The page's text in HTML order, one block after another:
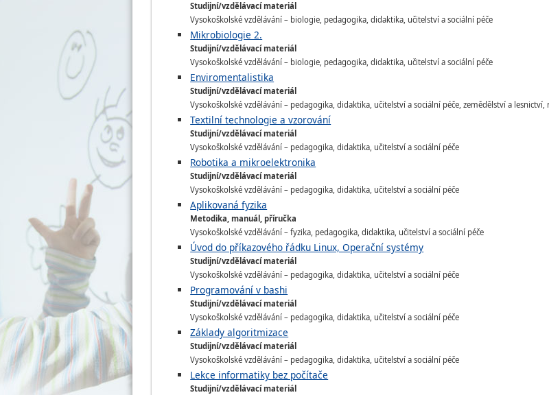
Studijní/vzdělávací materiál
Vysokoškolské vzdělávání – biologie, pedagogika, didaktika, učitelství a sociální péče
Mikrobiologie 2.
Studijní/vzdělávací materiál
Vysokoškolské vzdělávání – biologie, pedagogika, didaktika, učitelství a sociální péče
Enviromentalistika
Studijní/vzdělávací materiál
Vysokoškolské vzdělávání – pedagogika, didaktika, učitelství a sociální péče, zemědělství a
Textilní technologie a vzorování
Studijní/vzdělávací materiál
Vysokoškolské vzdělávání – pedagogika, didaktika, učitelství a sociální péče
Robotika a mikroelektronika
Studijní/vzdělávací materiál
Vysokoškolské vzdělávání – pedagogika, didaktika, učitelství a sociální péče
Aplikovaná fyzika
Metodika, manuál, příručka
Vysokoškolské vzdělávání – fyzika, pedagogika, didaktika, učitelství a sociální péče
Úvod do příkazového řádku Linux, Operační systémy
Studijní/vzdělávací materiál
Vysokoškolské vzdělávání – pedagogika, didaktika, učitelství a sociální péče
Programování v bashi
Studijní/vzdělávací materiál
Vysokoškolské vzdělávání – pedagogika, didaktika, učitelství a sociální péče
Základy algoritmizace
Studijní/vzdělávací materiál
Vysokoškolské vzdělávání – pedagogika, didaktika, učitelství a sociální péče
Lekce informatiky bez počítače
Studijní/vzdělávací materiál